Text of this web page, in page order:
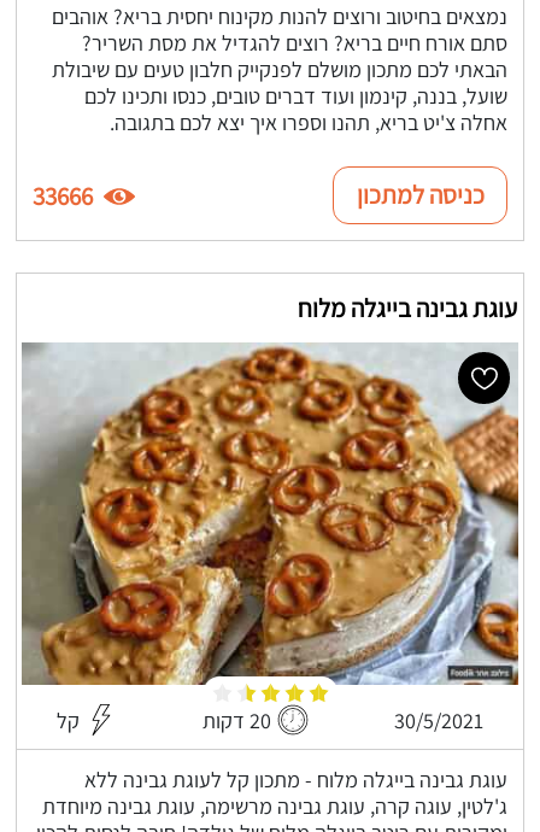
נמצאים בחיטוב ורוצים להנות מקינוח יחסית בריא? אוהבים
סתם אורח חיים בריא? רוצים להגדיל את מסת השריר?
הבאתי לכם מתכון מושלם לפנקייק חלבון טעים עם שיבולת
שועל, בננה, קינמון ועוד דברים טובים, כנסו ותכינו לכם
אחלה צ'יט בריא, תהנו וספרו איך יצא לכם בתגובה.
כניסה למתכון 33666
עוגת גבינה בייגלה מלוח
30/5/2021 20 דקות קל
עוגת גבינה בייגלה מלוח - מתכון קל לעוגת גבינה ללא
ג'לטין, עוגה קרה, עוגת גבינה מרשימה, עוגת גבינה מיוחדת